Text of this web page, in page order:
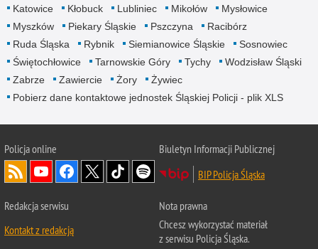
Katowice
Kłobuck Lubliniec Mikołów
Mysłowice
Myszków
Piekary Śląskie Pszczyna
Racibórz
Ruda Śląska
Rybnik Siemianowice Śląskie
Sosnowiec
Świętochłowice
Tarnowskie Góry Tychy
Wodzisław Śląski
Zabrze
Zawiercie Żory
Żywiec
Pobierz dane kontaktowe jednostek Śląskiej Policji - plik XLS
Policja online
Biuletyn Informacji Publicznej
BIP Policja Śląska
Redakcja serwisu
Kontakt z redakcją
Nota prawna
Chcesz wykorzystać materiał
z serwisu Policja Śląska.